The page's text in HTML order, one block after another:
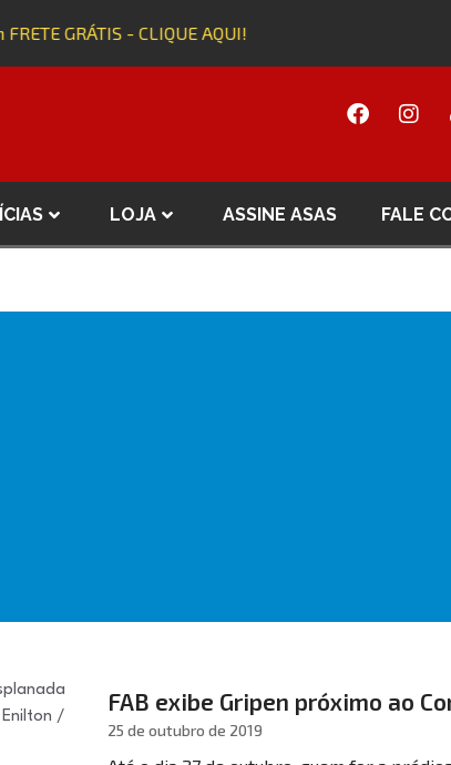
GRÁTIS - CLIQUE AQUI!
LOJA ASSINE ASAS FALE
FAB exibe Gripen próximo ao
25 de outubro de 2019